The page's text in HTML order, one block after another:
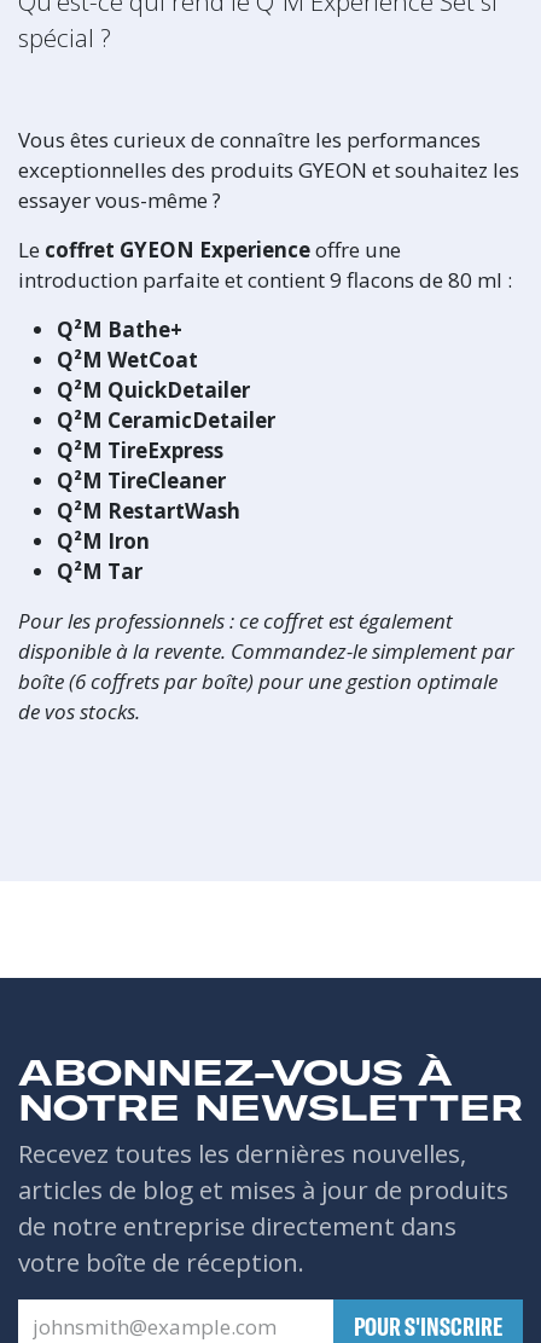
spécial ?
Vous êtes curieux de connaître les performances
exceptionnelles des produits GYEON et souhaitez les
essayer vous-même ?
Le coffret GYEON Experienceoffre une
introduction parfaite et contient 9 flacons de 80 ml :
Q²M Bathe+
Q²M WetCoat
Q²M QuickDetailer
Q²M CeramicDetailer
Q²M TireExpress
Q²M TireCleaner
Q²M RestartWash
Q²M Iron
Q²M Tar
Pour les professionnels : ce coffret est également
disponible à la revente. Commandez-le simplement par
boîte (6 coffrets par boîte) pour une gestion optimale
de vos stocks.
ABONNEZ-VOUS À
NOTRE NEWSLETTER
Recevez toutes les dernières nouvelles,
articles de blog et mises à jour de produits
de notre entreprise directement dans
votre boîte de réception.
​POUR S'INSCRIRE